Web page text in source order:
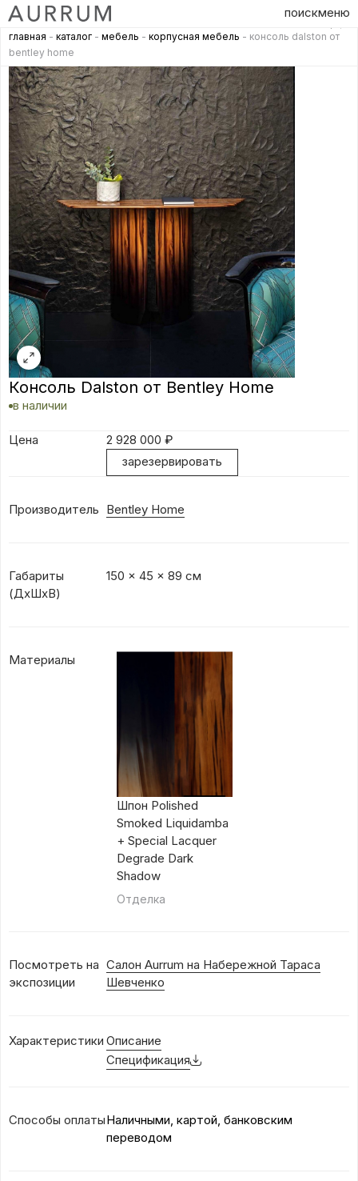
поискменю
главная - каталог - мебель - корпусная мебель - консоль dalston от
bentley home
Консоль Dalston от Bentley Home
в наличии
Цена 2 928 000 ₽
зарезервировать
Производитель Bentley Home
Габариты
(ДхШхВ)
150 x 45 x 89 см
Материалы
Шпон Polished
Smoked Liquidamba
+ Special Lacquer
Degrade Dark
Shadow
Отделка
Посмотреть на
экспозиции
Салон Aurrum на Набережной Тараса
Шевченко
Характеристики Описание
Спецификация
Способы оплатыНаличными, картой, банковским
переводом